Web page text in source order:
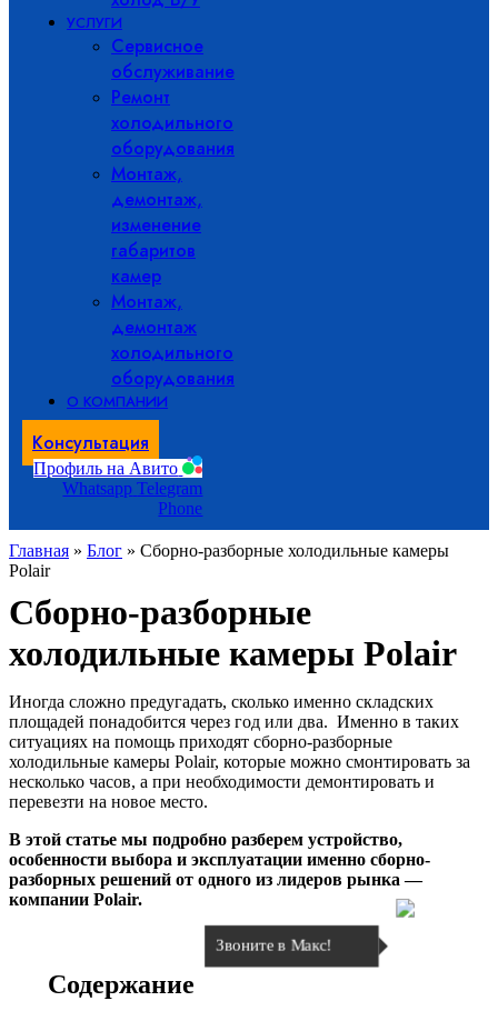
УСЛУГИ
Сервисное
обслуживание
Ремонт
холодильного
оборудования
Монтаж,
демонтаж,
изменение
габаритов
камер
Монтаж,
демонтаж
холодильного
оборудования
О КОМПАНИИ
Консультация
Профиль на Авито
Whatsapp Telegram
Phone
Главная » Блог » Сборно-разборные холодильные камеры
Polair
Сборно-разборные
холодильные камеры Polair
Иногда сложно предугадать, сколько именно складских
площадей понадобится через год или два. Именно в таких
ситуациях на помощь приходят сборно-разборные
холодильные камеры Polair, которые можно смонтировать за
несколько часов, а при необходимости демонтировать и
перевезти на новое место.
В этой статье мы подробно разберем устройство,
особенности выбора и эксплуатации именно сборно-
разборных решений от одного из лидеров рынка —
компании Polair.
Содержание
Звоните в Макс!